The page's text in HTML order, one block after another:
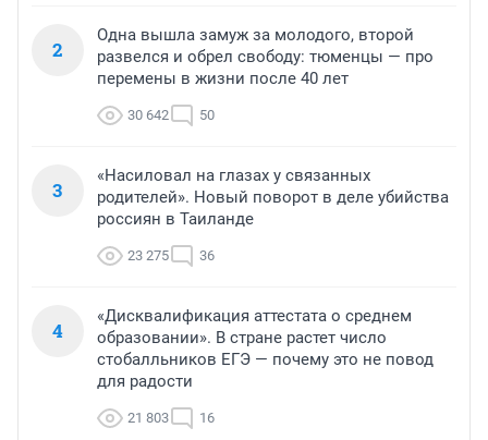
2
Одна вышла замуж за молодого, второй
развелся и обрел свободу: тюменцы — про
перемены в жизни после 40 лет
30 642 50
3
«Насиловал на глазах у связанных
родителей». Новый поворот в деле убийства
россиян в Таиланде
23 275 36
4
«Дисквалификация аттестата о среднем
образовании». В стране растет число
стобалльников ЕГЭ — почему это не повод
для радости
21 803 16